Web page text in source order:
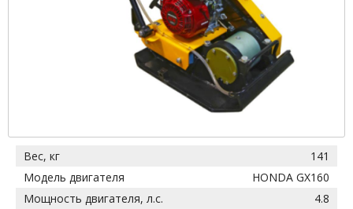
Вес, кг
141
Модель двигателя
HONDA GX160
Мощность двигателя, л.с.
4.8